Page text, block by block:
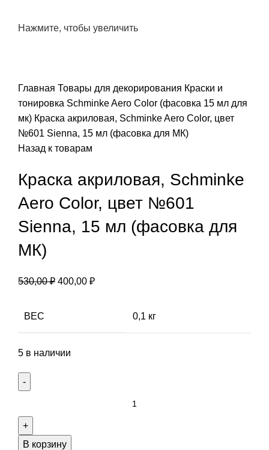
Нажмите, чтобы увеличить
Главная Товары для декорирования Краски и
тонировка Schminke Aero Color (фасовка 15 мл для
мк) Краска акриловая, Schminke Aero Color, цвет
№601 Sienna, 15 мл (фасовка для МК)
Назад к товарам
Краска акриловая, Schminke
Aero Color, цвет №601
Sienna, 15 мл (фасовка для
МК)
530,00₽ Первоначальная
400,00 ₽Текущая
400,00 ₽.
ВЕС 0,1 кг
5 в наличии
Краска
акриловая,
В корзину